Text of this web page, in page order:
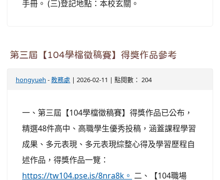
手冊。 (三)登記地點：本校玄關。
第三屆【104學檔徵稿賽】得獎作品參考
hongyueh -教務處 | 2026-02-11 | 點閱數： 204
一、第三屆【104學檔徵稿賽】得獎作品已公布，
精選48件高中、高職學生優秀投稿，涵蓋課程學習
成果、多元表現、多元表現綜整心得及學習歷程自
述作品，得獎作品一覽：
https://tw104.pse.is/8nra8k。 二、【104職場